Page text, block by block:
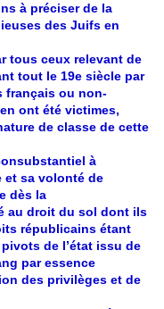
à préciser de la
des Juifs en
tous ceux relevant de
tout le 19e siècle par
français ou non-
ont été victimes,
de classe de cette
à
et sa volonté de
dès la
au droit du sol dont ils
républicains étant
de l’état issu de
par essence
des privilèges et de